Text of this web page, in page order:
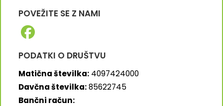
POVEŽITE SE Z NAMI
PODATKI O DRUŠTVU
Matična številka:4097424000
Davčna številka:85622745
Bančni račun: